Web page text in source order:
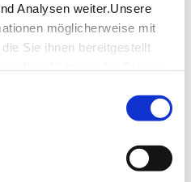
Analysen weiter.Unsere
möglicherweise mit
Sie ihnen bereitgestellt
Stuttgart GmbH
des VVS